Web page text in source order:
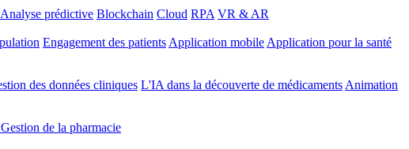
Analyse prédictive Blockchain Cloud RPA VR & AR
Engagement des patients Application mobile Application pour la santé
des données cliniques L'IA dans la découverte de médicaments Animation
Gestion de la pharmacie